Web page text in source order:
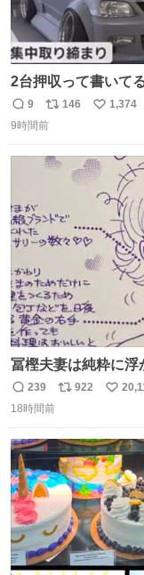
2台押収って書いて
へんてこな1台押収
返
信
9
リ
ポ
ト
146
い
数
1,374
9時間前
冨樫夫妻は純粋に浮
こに自分の市場価値的
＆寝起きのボサボサ
156cm40kg、年中
めてもろて とか言う
返
信
239
リ
ト
数
922
い
数
18時間前